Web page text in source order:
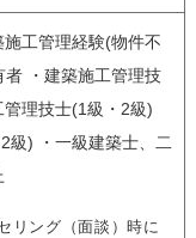
工管理経験(物件不
者 ・建築施工管理技
理技士(1級・2級)
級) ・一級建築士、二
リング（面談）時に